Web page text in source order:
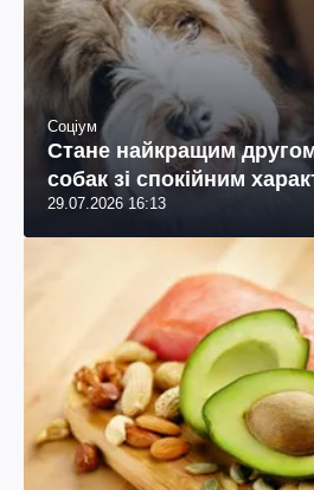
Соціум
Стане найкращим
собак зі спокійним
29.07.2026 16:13